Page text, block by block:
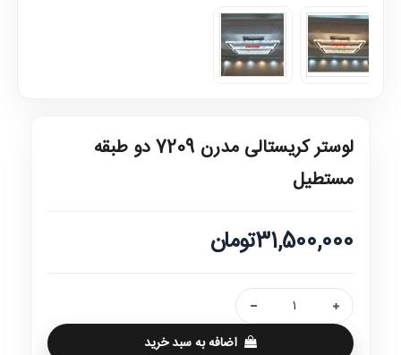
لوستر کریستالی مدرن 7209 دو طبقه
مستطیل
31,500,000تومان
اضافه به سبد خرید